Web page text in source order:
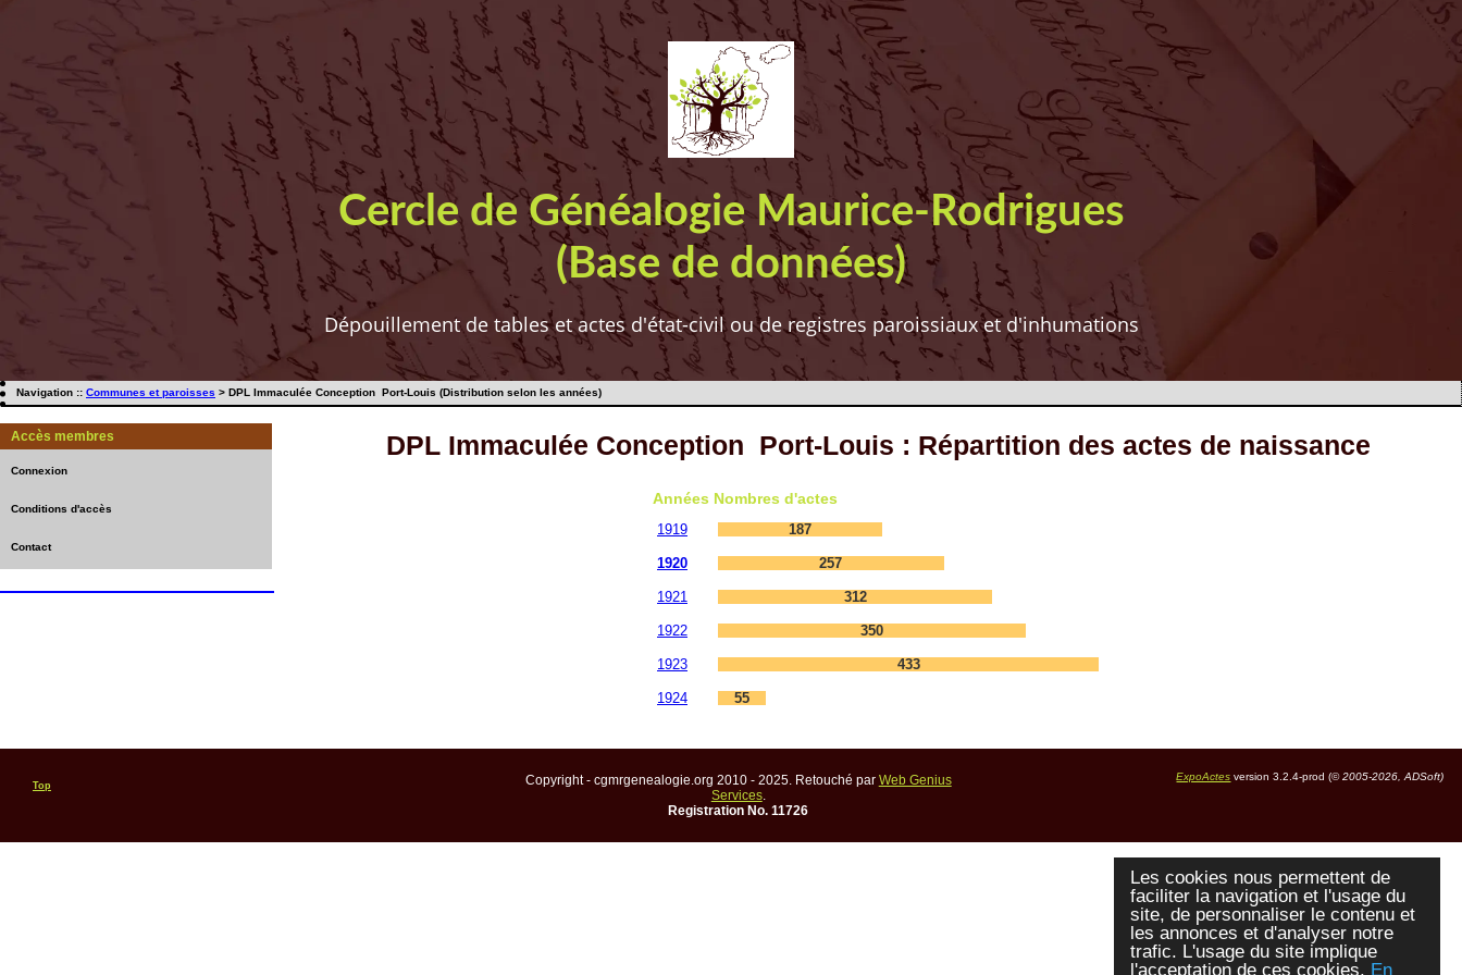
Les cookies nous permettent de
faciliter la navigation et l'usage du
site, de personnaliser le contenu et
les annonces et d'analyser notre
trafic. L'usage du site implique
l'acceptation de ces cookies. En
Cercle de Généalogie Maurice-Rodrigues
(Base de données)
Dépouillement de tables et actes d'état-civil ou de registres paroissiaux et d'inhumations
Navigation :: Communes et paroisses > DPL Immaculée Conception Port-Louis (Distribution selon les années)
Accès membres
Connexion
Conditions d'accès
Contact
DPL Immaculée Conception Port-Louis : Répartition des actes de naissance
Années Nombres d'actes
1919 187
1920 257
1921 312
1922 350
1923 433
1924 55
Top Copyright - cgmrgenealogie.org 2010 - 2025. Retouché par Web Genius
Services.
Registration No. 11726
ExpoActes version 3.2.4-prod (©2005-2026, ADSoft)